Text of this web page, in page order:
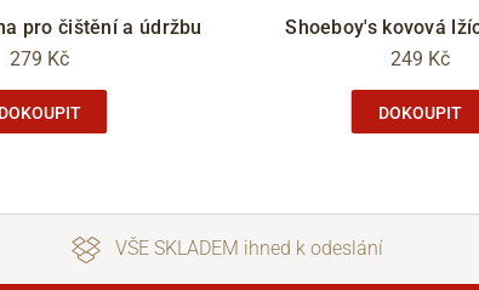
pro čištění a údržbu
279 Kč
DOKOUPIT
Shoeboy's kovová
249 Kč
DOKOUPIT
VŠE SKLADEM ihned k odeslání